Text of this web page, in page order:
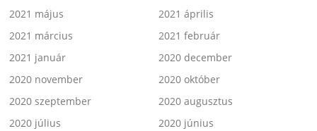
2021 május
2021 április
2021 március
2021 február
2021 január
2020 december
2020 november
2020 október
2020 szeptember
2020 augusztus
2020 július
2020 június